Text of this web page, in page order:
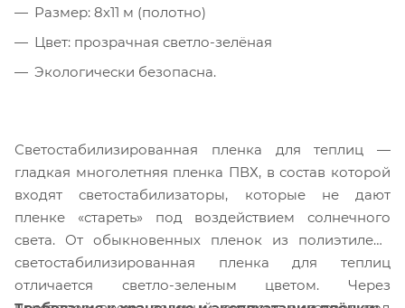
Размер: 8х11 м (полотно)
Цвет: прозрачная светло-зелёная
Экологически безопасна.
Светостабилизированная пленка для теплиц —
гладкая многолетняя пленка ПВХ, в состав которой
входят светостабилизаторы, которые не дают
пленке «стареть» под воздействием солнечного
света. От обыкновенных пленок из полиэтилена
светостабилизированная пленка для теплиц
отличается светло-зеленым цветом. Через